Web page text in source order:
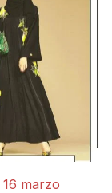
16 marzo